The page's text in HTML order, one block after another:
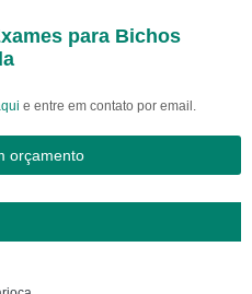
para Bichos
e entre em contato por email.
orçamento